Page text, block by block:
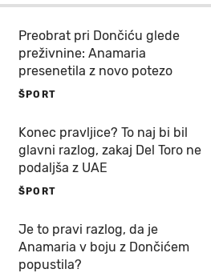
Preobrat pri Dončiću glede
preživnine: Anamaria
presenetila z novo potezo
ŠPORT
Konec pravljice? To naj bi bil
glavni razlog, zakaj Del Toro ne
podaljša z UAE
ŠPORT
Je to pravi razlog, da je
Anamaria v boju z Dončićem
popustila?